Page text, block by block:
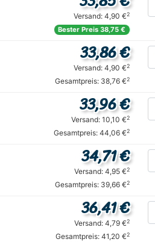
Versand: 4,90 €2
Bester Preis 38,75 €
33,86 €
Versand: 4,90 €2
Gesamtpreis: 38,76 €2
33,96 €
Versand: 10,10 €2
Gesamtpreis: 44,06 €2
34,71 €
Versand: 4,95 €2
Gesamtpreis: 39,66 €2
36,41 €
Versand: 4,79 €2
Gesamtpreis: 41,20 €2